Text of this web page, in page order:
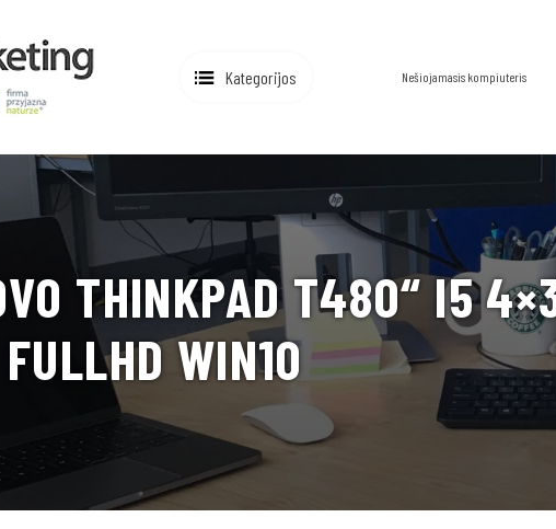
Kategorijos Nešiojamasis kompiuteris
THINKPAD T480“ I5
WIN10